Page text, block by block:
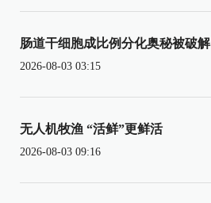
肠道干细胞成比例分化奥秘被破解
2026-08-03 03:15
无人机牧渔 “活鲜”更鲜活
2026-08-03 09:16